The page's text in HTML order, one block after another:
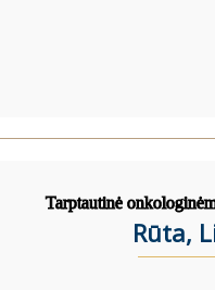
Tarptautinė
Rūta,